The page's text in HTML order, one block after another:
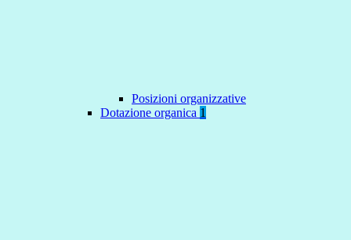
Posizioni organizzative
Dotazione organica 1